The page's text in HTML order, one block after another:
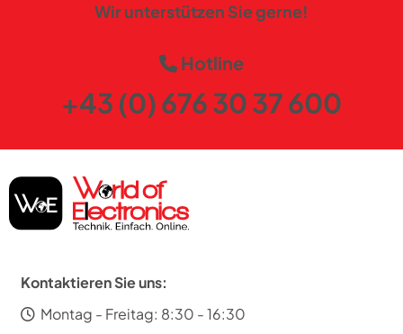
Wir unterstützen Sie gerne!
Hotline
+43 (0) 676 30 37 600
Kontaktieren Sie uns:
Montag - Freitag: 8:30 - 16:30